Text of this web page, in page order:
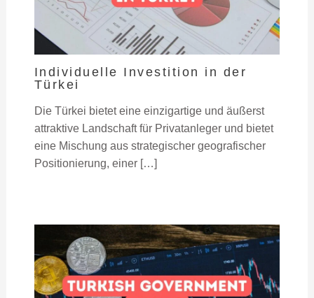
Individuelle Investition in der
Türkei
Die Türkei bietet eine einzigartige und äußerst
attraktive Landschaft für Privatanleger und bietet
eine Mischung aus strategischer geografischer
Positionierung, einer […]